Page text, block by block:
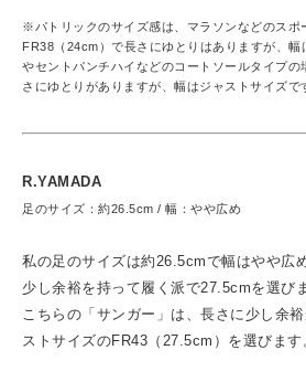
※パトリックのサイズ感は、マラソンなどのスポ
FR38（24cm）で長さにゆとりはありますが、
やセントパンチハイなどのコートソールタイプ
さにゆとりがありますが、幅はジャストサイズで
R.YAMADA
足のサイズ：約26.5cm / 幅：やや広め
私の足のサイズは約26.5cmで幅はやや広
少し余裕を持って履く派で27.5cmを選び
こちらの「サンガー」は、長さに少し余
ストサイズのFR43（27.5cm）を選びます